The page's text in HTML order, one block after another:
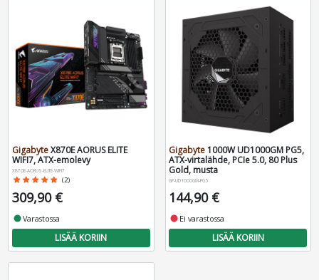
GigabyteX870E AORUS ELITE
WIFI7, ATX-emolevy
X870E-AORUS-ELITE-WIFI7
star star star star star (2)
309,90 €
fiber_manual_recordVarastossa
LISÄÄ KORIIN
Gigabyte1000W UD1000GM PG5,
ATX-virtalähde, PCIe 5.0, 80 Plus
Gold, musta
GP-UD1000GM-PG5
144,90 €
fiber_manual_record Ei varastossa
LISÄÄ KORIIN